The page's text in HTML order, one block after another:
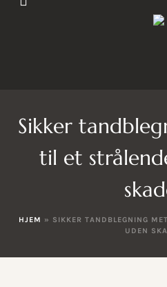
Sikker
til et
HJEM » SIKKER TANDBLEGNING
UDEN